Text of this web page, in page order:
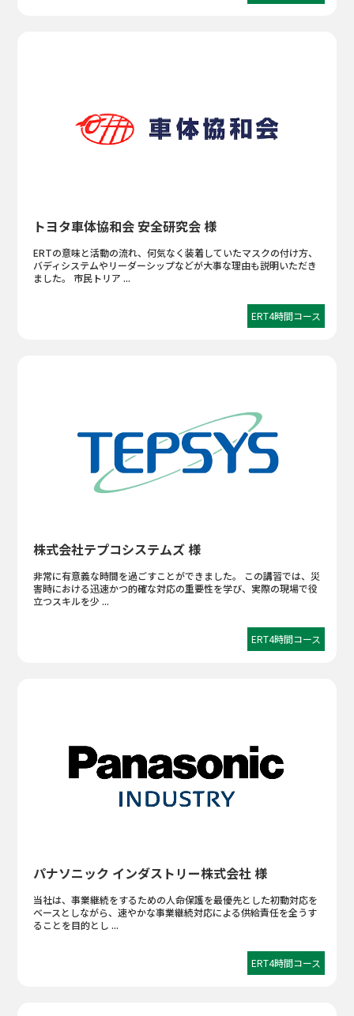
トヨタ車体協和会 安全研究会 様
ERTの意味と活動の流れ、何気なく装着していたマスクの付け方、
バディシステムやリーダーシップなどが大事な理由も説明いただき
ました。 市民トリア ...
ERT4時間コース
株式会社テプコシステムズ 様
非常に有意義な時間を過ごすことができました。 この講習では、災
害時における迅速かつ的確な対応の重要性を学び、実際の現場で役
立つスキルを少 ...
ERT4時間コース
パナソニック インダストリー株式会社 様
当社は、事業継続をするための人命保護を最優先とした初動対応を
ベースとしながら、速やかな事業継続対応による供給責任を全うす
ることを目的とし ...
ERT4時間コース